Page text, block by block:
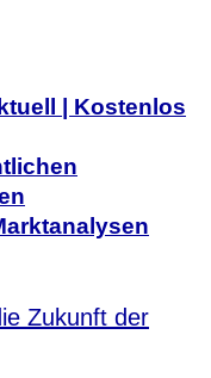
| Kostenlos
Zukunft der